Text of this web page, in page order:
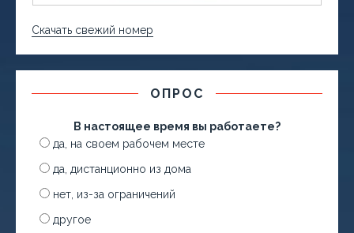
Скачать свежий номер
ОПРОС
В настоящее время вы работаете?
да, на своем рабочем месте
да, дистанционно из дома
нет, из-за ограничений
другое